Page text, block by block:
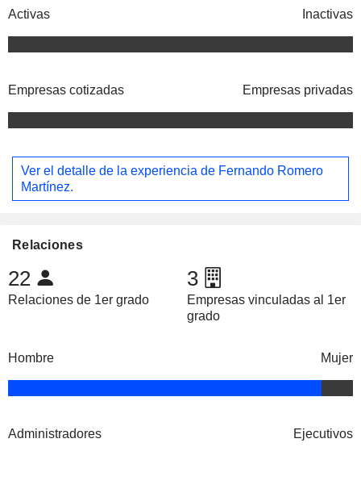
Activas Inactivas
Empresas cotizadas Empresas privadas
Ver el detalle de la experiencia de Fernando Romero
Martínez.
Relaciones
22
Relaciones de 1er grado
3
Empresas vinculadas al 1er
grado
Hombre Mujer
Administradores Ejecutivos